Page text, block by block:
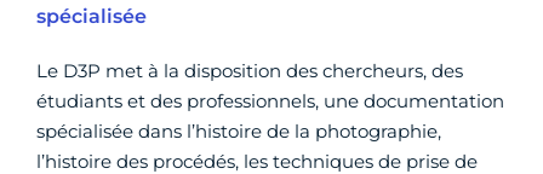
spécialisée
Le D3P met à la disposition des chercheurs, des
étudiants et des professionnels, une documentation
spécialisée dans l’histoire de la photographie,
l’histoire des procédés, les techniques de prise de